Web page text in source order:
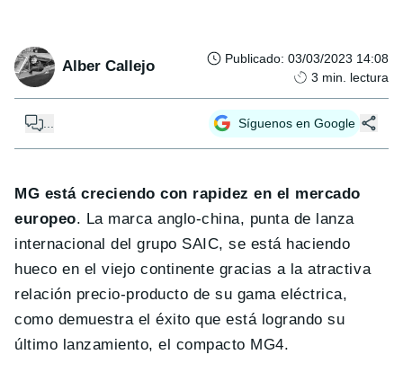
Alber Callejo Publicado: 03/03/2023 14:08
3 min. lectura
Síguenos en Google
MG está creciendo con rapidez en el mercado
europeo. La marca anglo-china, punta de lanza
internacional del grupo SAIC, se está haciendo
hueco en el viejo continente gracias a la atractiva
relación precio-producto de su gama eléctrica,
como demuestra el éxito que está logrando su
último lanzamiento, el compacto MG4.